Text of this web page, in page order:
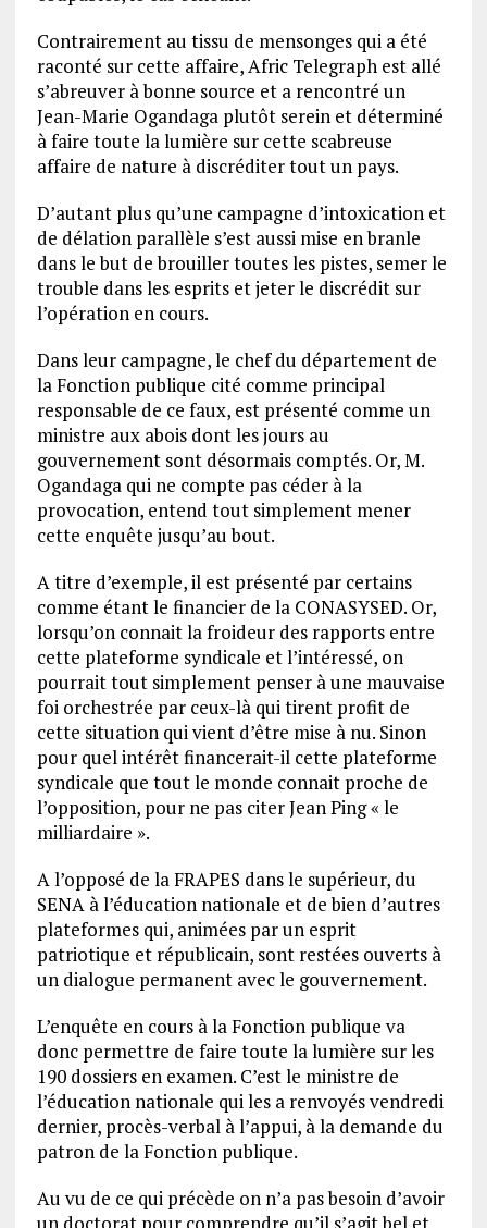
Contrairement au tissu de mensonges qui a été
raconté sur cette affaire, Afric Telegraph est allé
s’abreuver à bonne source et a rencontré un
Jean-Marie Ogandaga plutôt serein et déterminé
à faire toute la lumière sur cette scabreuse
affaire de nature à discréditer tout un pays.
D’autant plus qu’une campagne d’intoxication et
de délation parallèle s’est aussi mise en branle
dans le but de brouiller toutes les pistes, semer le
trouble dans les esprits et jeter le discrédit sur
l’opération en cours.
Dans leur campagne, le chef du département de
la Fonction publique cité comme principal
responsable de ce faux, est présenté comme un
ministre aux abois dont les jours au
gouvernement sont désormais comptés. Or, M.
Ogandaga qui ne compte pas céder à la
provocation, entend tout simplement mener
cette enquête jusqu’au bout.
A titre d’exemple, il est présenté par certains
comme étant le financier de la CONASYSED. Or,
lorsqu’on connait la froideur des rapports entre
cette plateforme syndicale et l’intéressé, on
pourrait tout simplement penser à une mauvaise
foi orchestrée par ceux-là qui tirent profit de
cette situation qui vient d’être mise à nu. Sinon
pour quel intérêt financerait-il cette plateforme
syndicale que tout le monde connait proche de
l’opposition, pour ne pas citer Jean Ping « le
milliardaire ».
A l’opposé de la FRAPES dans le supérieur, du
SENA à l’éducation nationale et de bien d’autres
plateformes qui, animées par un esprit
patriotique et républicain, sont restées ouverts à
un dialogue permanent avec le gouvernement.
L’enquête en cours à la Fonction publique va
donc permettre de faire toute la lumière sur les
190 dossiers en examen. C’est le ministre de
l’éducation nationale qui les a renvoyés vendredi
dernier, procès-verbal à l’appui, à la demande du
patron de la Fonction publique.
Au vu de ce qui précède on n’a pas besoin d’avoir